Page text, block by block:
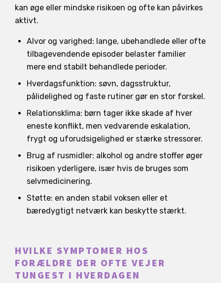
kan øge eller mindske risikoen og ofte kan påvirkes
aktivt.
Alvor og varighed: lange, ubehandlede eller ofte
tilbagevendende episoder belaster familier
mere end stabilt behandlede perioder.
Hverdagsfunktion: søvn, dagsstruktur,
pålidelighed og faste rutiner gør en stor forskel.
Relationsklima: børn tager ikke skade af hver
eneste konflikt, men vedvarende eskalation,
frygt og uforudsigelighed er stærke stressorer.
Brug af rusmidler: alkohol og andre stoffer øger
risikoen yderligere, især hvis de bruges som
selvmedicinering.
Støtte: en anden stabil voksen eller et
bæredygtigt netværk kan beskytte stærkt.
HVILKE SYMPTOMER HOS
FORÆLDRE DER OFTE VEJER
TUNGEST I HVERDAGEN